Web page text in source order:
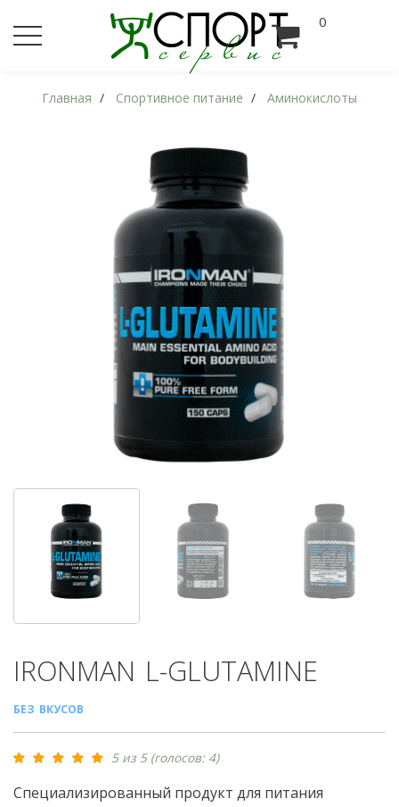
0
Главная Спортивное питание Аминокислоты
IRONMAN L-GLUTAMINE
БЕЗ ВКУСОВ
5 из 5 (голосов: 4)
Специализированный продукт для питания